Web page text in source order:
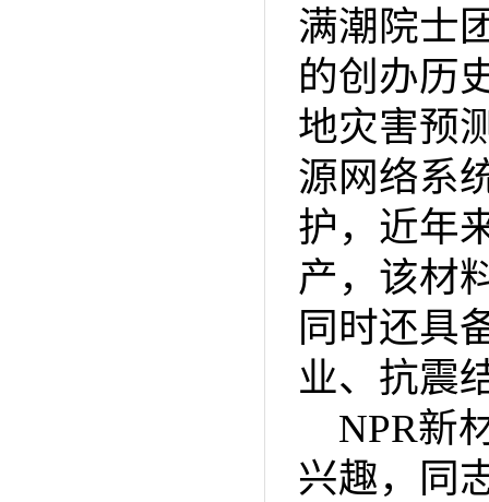
满潮院士
的创办历
地灾害预
源网络系
护，近年
产，该材
同时还具
业、抗震
NPR新
兴趣，同